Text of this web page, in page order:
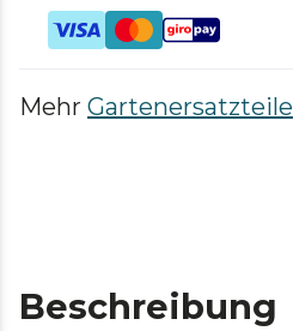
Mehr Gartenersatzteile
Beschreibung